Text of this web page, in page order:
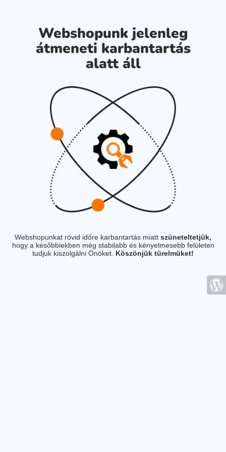
Webshopunk jelenleg
átmeneti karbantartás
alatt áll
Webshopunkat rövid időre karbantartás miatt szüneteltetjük,
hogy a későbbiekben még stabilabb és kényelmesebb felületen
tudjuk kiszolgálni Önöket. Köszönjük türelmüket!